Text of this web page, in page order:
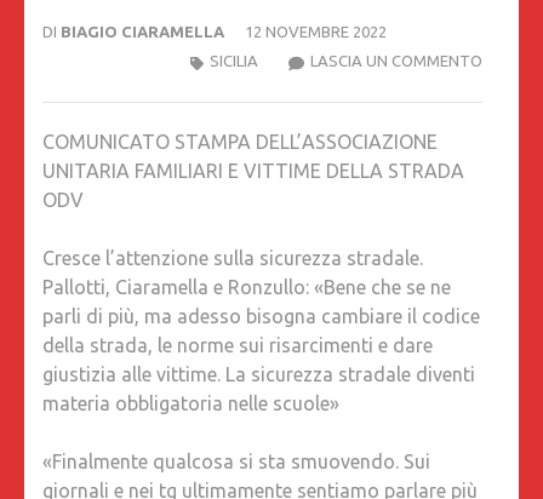
DI BIAGIO CIARAMELLA
12 NOVEMBRE 2022
LASCIA UN COMMENTO
SICILIA
COMUNICATO STAMPA DELL’ASSOCIAZIONE
UNITARIA FAMILIARI E VITTIME DELLA STRADA
ODV
Cresce l’attenzione sulla sicurezza stradale.
Pallotti, Ciaramella e Ronzullo: «Bene che se ne
parli di più, ma adesso bisogna cambiare il codice
della strada, le norme sui risarcimenti e dare
giustizia alle vittime. La sicurezza stradale diventi
materia obbligatoria nelle scuole»
«Finalmente qualcosa si sta smuovendo. Sui
giornali e nei tg ultimamente sentiamo parlare più